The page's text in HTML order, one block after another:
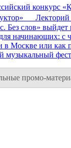
конкурс
Без слов»
начинающих: с
в Москве или как
промо-